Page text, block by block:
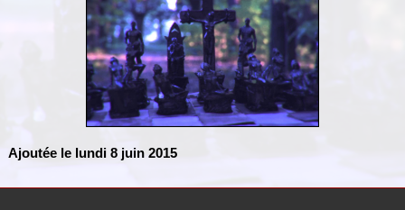
Ajoutée le lundi 8 juin 2015